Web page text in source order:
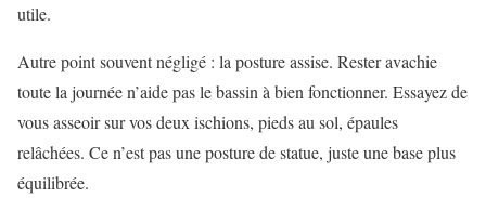
utile.
Autre point souvent négligé : la posture assise. Rester avachie
toute la journée n’aide pas le bassin à bien fonctionner. Essayez de
vous asseoir sur vos deux ischions, pieds au sol, épaules
relâchées. Ce n’est pas une posture de statue, juste une base plus
équilibrée.